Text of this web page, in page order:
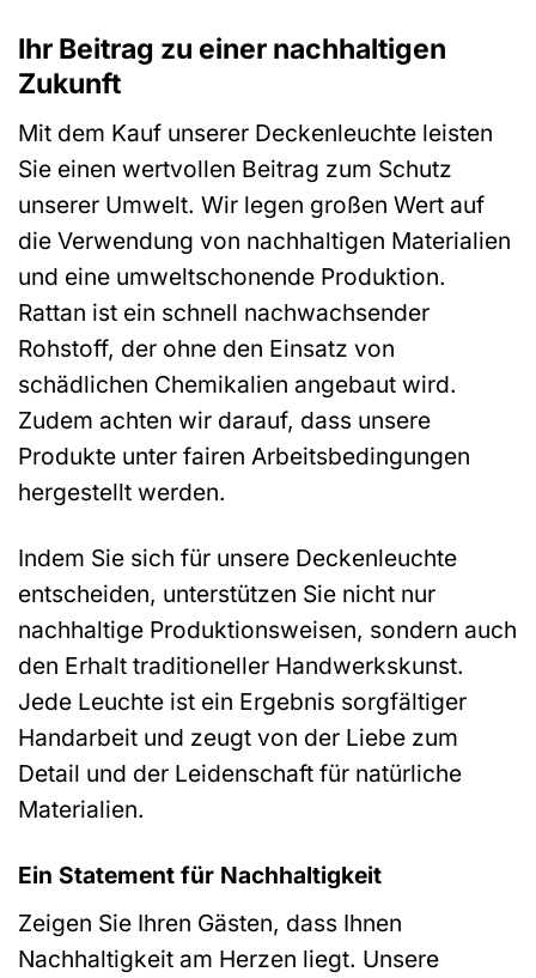
Ihr Beitrag zu einer nachhaltigen
Zukunft
Mit dem Kauf unserer Deckenleuchte leisten
Sie einen wertvollen Beitrag zum Schutz
unserer Umwelt. Wir legen großen Wert auf
die Verwendung von nachhaltigen Materialien
und eine umweltschonende Produktion.
Rattan ist ein schnell nachwachsender
Rohstoff, der ohne den Einsatz von
schädlichen Chemikalien angebaut wird.
Zudem achten wir darauf, dass unsere
Produkte unter fairen Arbeitsbedingungen
hergestellt werden.
Indem Sie sich für unsere Deckenleuchte
entscheiden, unterstützen Sie nicht nur
nachhaltige Produktionsweisen, sondern auch
den Erhalt traditioneller Handwerkskunst.
Jede Leuchte ist ein Ergebnis sorgfältiger
Handarbeit und zeugt von der Liebe zum
Detail und der Leidenschaft für natürliche
Materialien.
Ein Statement für Nachhaltigkeit
Zeigen Sie Ihren Gästen, dass Ihnen
Nachhaltigkeit am Herzen liegt. Unsere